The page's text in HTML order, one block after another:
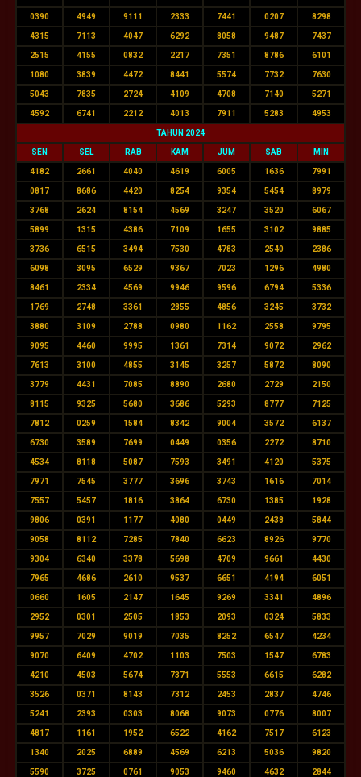
0390 4949 9111 2333 7441 0207 8298
4315 7113 4047 6292 8058 9487 7437
2515 4155 0832 2217 7351 8786 6101
1080 3839 4472 8441 5574 7732 7630
5043 7835 2724 4109 4708 7140 5271
4592 6741 2212 4013 7911 5283 4953
TAHUN 2024
SEN SEL RAB KAM JUM SAB MIN
4182 2661 4040 4619 6005 1636 7991
0817 8686 4420 8254 9354 5454 8979
3768 2624 8154 4569 3247 3520 6067
5899 1315 4386 7109 1655 3102 9885
3736 6515 3494 7530 4783 2540 2386
6098 3095 6529 9367 7023 1296 4980
8461 2334 4569 9946 9596 6794 5336
1769 2748 3361 2855 4856 3245 3732
3880 3109 2788 0980 1162 2558 9795
9095 4460 9995 1361 7314 9072 2962
7613 3100 4855 3145 3257 5872 8090
3779 4431 7085 8890 2680 2729 2150
8115 9325 5680 3686 5293 8777 7125
7812 0259 1584 8342 9004 3572 6137
6730 3589 7699 0449 0356 2272 8710
4534 8118 5087 7593 3491 4120 5375
7971 7545 3777 3696 3743 1616 7014
7557 5457 1816 3864 6730 1385 1928
9806 0391 1177 4080 0449 2438 5844
9058 8112 7285 7840 6623 8926 9770
9304 6340 3378 5698 4709 9661 4430
7965 4686 2610 9537 6651 4194 6051
0660 1605 2147 1645 9269 3341 4896
2952 0301 2505 1853 2093 0324 5833
9957 7029 9019 7035 8252 6547 4234
9070 6409 4702 1103 7503 1547 6783
4210 4503 5674 7371 5553 6615 6282
3526 0371 8143 7312 2453 2837 4746
5241 2393 0303 8068 9073 0776 8007
4817 1161 1952 6522 4162 7517 6123
1340 2025 6889 4569 6213 5036 9820
5590 3725 0761 9053 9460 4632 2844